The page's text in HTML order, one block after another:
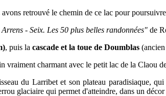
avons retrouvé le chemin de ce lac pour
- Seix. Les 50 plus belles randonnées" de
, puis la cascade et la toue de Doumblas
vraiment charmant avec le petit lac de la Claou
du Larribet et son plateau paradisiaque,
glaciaire qui permet d'atteindre, dans un